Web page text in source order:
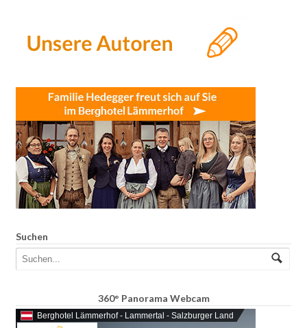
Suchen
360° Panorama Webcam
Berghotel Lämmerhof - Lammertal - Salzburger Land